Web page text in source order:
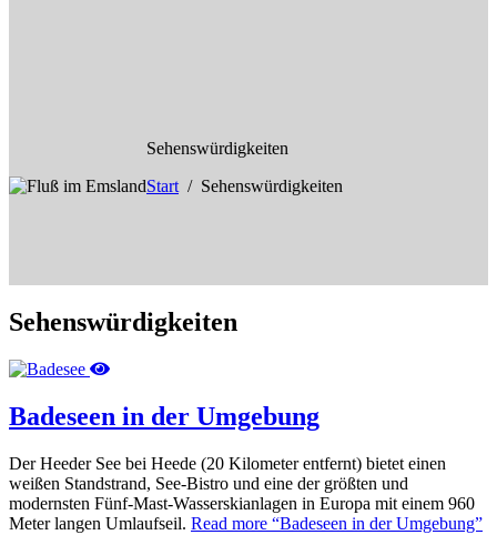
Sehenswürdigkeiten
Start
Sehenswürdigkeiten
Sehenswürdigkeiten
Badeseen in der Umgebung
Der Heeder See bei Heede (20 Kilometer entfernt) bietet einen
weißen Standstrand, See-Bistro und eine der größten und
modernsten Fünf-Mast-Wasserskianlagen in Europa mit einem 960
Meter langen Umlaufseil. Read more “Badeseen in der Umgebung”